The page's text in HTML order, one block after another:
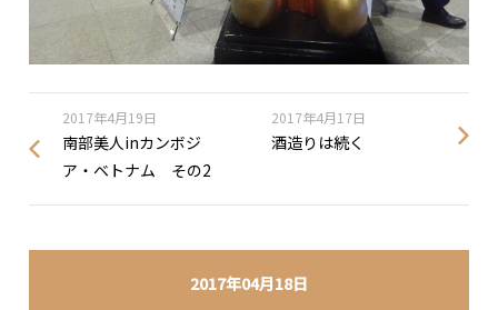
2017年04月18日
2017年4月19日
南部美人inカンボジ
ア・ベトナム その2
2017年4月17日
酒造りは続く